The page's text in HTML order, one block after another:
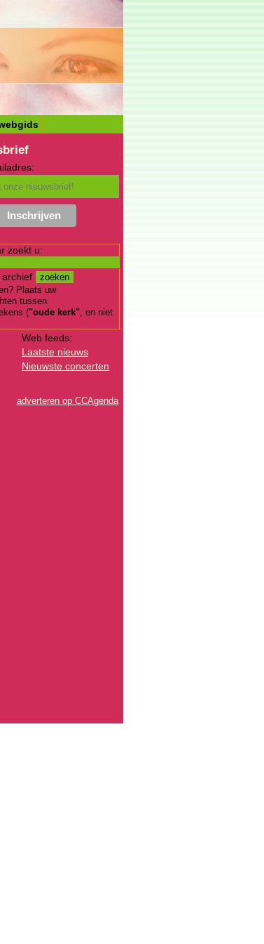
zoekt u:
Plaats uw
tussen
("oude kerk", en niet
Web feeds:
Laatste nieuws
Nieuwste concerten
adverteren op CCAgenda